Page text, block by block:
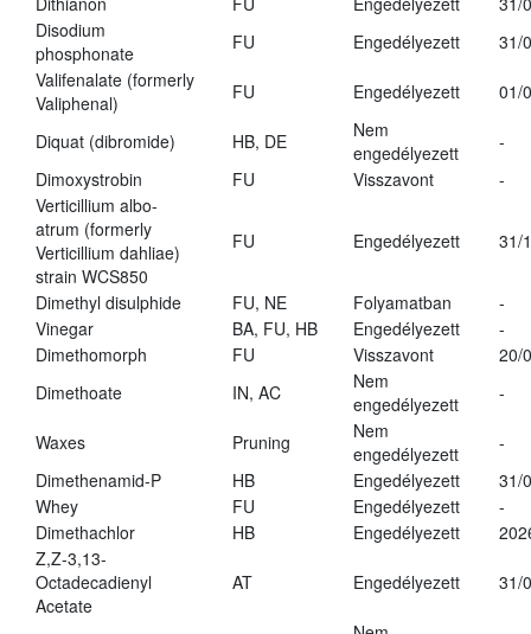
Disodium
phosphonate
FU Engedélyezett
31/
Valifenalate (formerly
Valiphenal)
FU Engedélyezett 01/
Diquat (dibromide) HB, DE
Nem
engedélyezett
-
Dimoxystrobin
FU Visszavont
-
Verticillium albo-
atrum (formerly
Verticillium dahliae)
strain WCS850
FU Engedélyezett 31/
Dimethyl disulphide FU, NE Folyamatban
-
Vinegar
BA, FU, HB Engedélyezett
-
Dimethomorph
FU Visszavont
20/
Dimethoate
IN, AC
Nem
engedélyezett
-
Waxes Pruning
Nem
engedélyezett
-
Dimethenamid-P
HB Engedélyezett
31/
Whey
FU Engedélyezett
-
Dimethachlor
HB Engedélyezett
Z,Z-3,13-
Octadecadienyl
Acetate
AT Engedélyezett 31/